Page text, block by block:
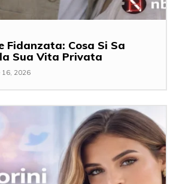
Fidanzata: Cosa Si Sa
Sua Vita Privata
16, 2026